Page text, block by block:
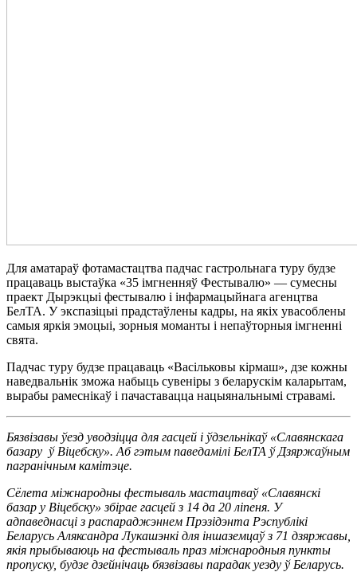
Для аматараў фотамастацтва падчас гастрольнага туру будзе
працаваць выстаўка «35 імгненняў Фестывалю» — сумесны
праект Дырэкцыі фестывалю і інфармацыйнага агенцтва
БелТА. У экспазіцыі прадстаўлены кадры, на якіх увасоблены
самыя яркія эмоцыі, зорныя моманты і непаўторныя імгненні
свята.
Падчас туру будзе працаваць «Васільковы кірмаш», дзе кожны
наведвальнік зможа набыць сувеніры з беларускім каларытам,
вырабы рамеснікаў і пачаставацца нацыянальнымі стравамі.
Бязвізавы ўезд уводзіцца для гасцей і ўдзельнікаў «Славянскага
базару ў Віцебску». Аб гэтым паведамілі БелТА ў Дзяржаўным
пагранічным камітэце.
Сёлета міжнародны фестываль мастацтваў «Славянскі
базар у Віцебску» збірае гасцей з 14 да 20 ліпеня. У
адпаведнасці з распараджэннем Прэзідэнта Рэспублікі
Беларусь Аляксандра Лукашэнкі для іншаземцаў з 71 дзяржавы,
якія прыбываюць на фестываль праз міжнародныя пункты
пропуску, будзе дзейнічаць бязвізавы парадак уезду ў Беларусь.